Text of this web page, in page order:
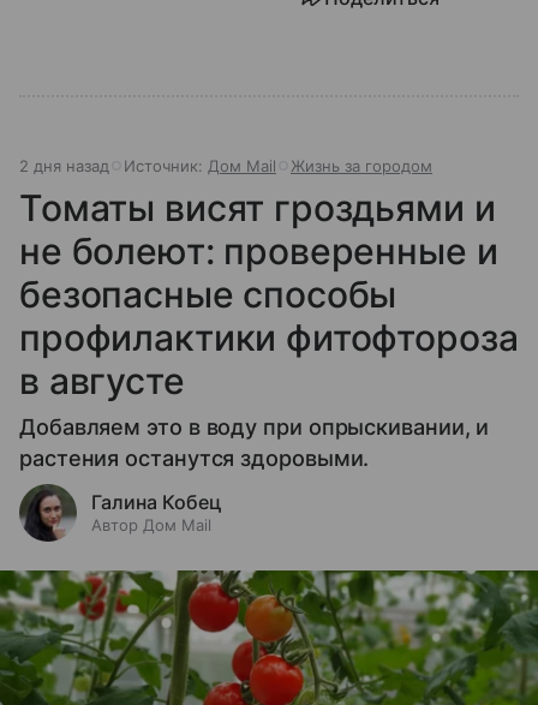
2 дня назад Источник: Дом Mail Жизнь за городом
Томаты висят гроздьями и
не болеют: проверенные и
безопасные способы
профилактики фитофтороза
в августе
Добавляем это в воду при опрыскивании, и
растения останутся здоровыми.
Галина Кобец
Автор Дом Mail